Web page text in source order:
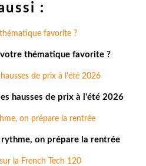
:
thématique favorite ?
hausses de prix à l'été 2026
on prépare la rentrée